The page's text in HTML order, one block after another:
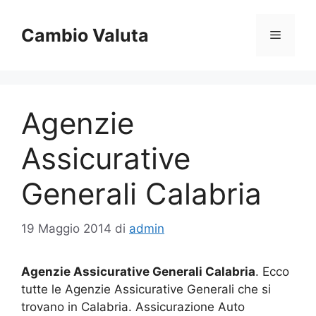
contenuto
Cambio Valuta Menu
Agenzie
Assicurative
Generali Calabria
19 Maggio 2014 di admin
Agenzie Assicurative Generali Calabria. Ecco
tutte le Agenzie Assicurative Generali che si
trovano in Calabria. Assicurazione Auto